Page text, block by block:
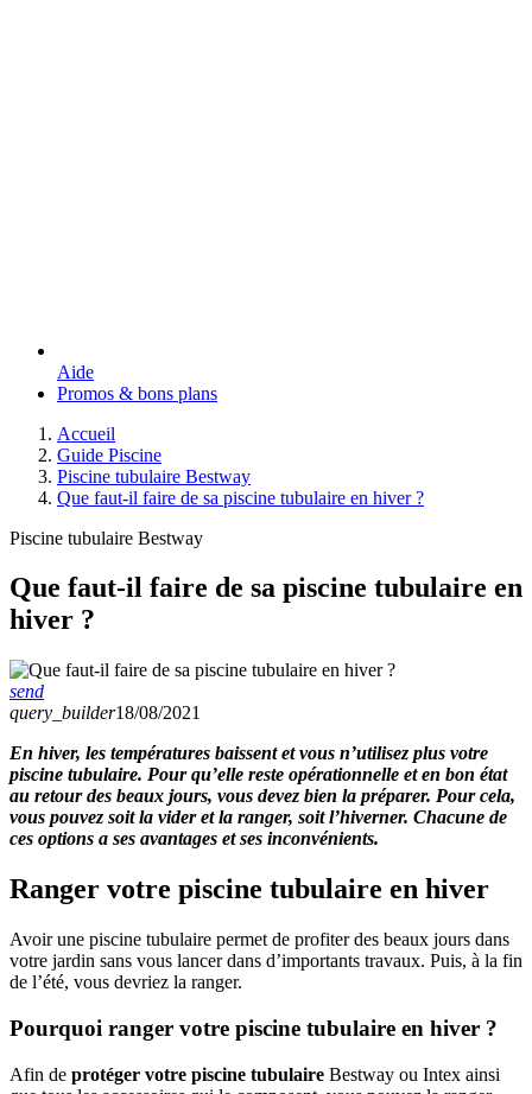
Aide
Promos & bons plans
Accueil
Guide Piscine
Piscine tubulaire Bestway
Que faut-il faire de sa piscine tubulaire en hiver ?
Piscine tubulaire Bestway
Que faut-il faire de sa piscine tubulaire en
hiver ?
send
query_builder18/08/2021
En hiver, les températures baissent et vous n’utilisez plus votre
piscine tubulaire. Pour qu’elle reste opérationnelle et en bon état
au retour des beaux jours, vous devez bien la préparer. Pour cela,
vous pouvez soit la vider et la ranger, soit l’hiverner. Chacune de
ces options a ses avantages et ses inconvénients.
Ranger votre piscine tubulaire en hiver
Avoir une piscine tubulaire permet de profiter des beaux jours dans
votre jardin sans vous lancer dans d’importants travaux. Puis, à la fin
de l’été, vous devriez la ranger.
Pourquoi ranger votre piscine tubulaire en hiver ?
Afin de protéger votre piscine tubulaire Bestway ou Intex ainsi